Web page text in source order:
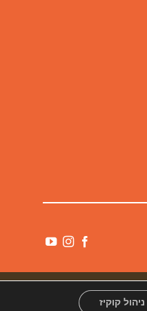
ניהול קוקיז